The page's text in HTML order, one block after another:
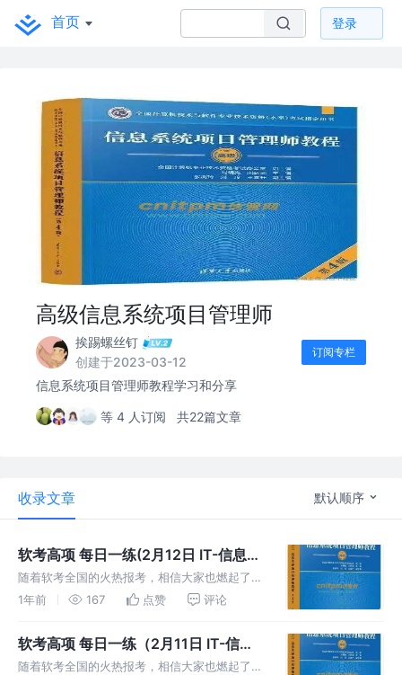
首页 登录
高级信息系统项目管理师
挨踢螺丝钉
创建于2023-03-12
订阅专栏
信息系统项目管理师教程学习和分享
等 4 人订阅 共22篇文章
收录文章 默认顺序
软考高项 每日一练(2月12日 IT-信息系
统治理)
随着软考全国的火热报考，相信大家也燃起了必
胜的斗志，备战高项，每日一练，提高信息系统
个人整理，如有侵权，联系删除。
1年前 167 点赞 评论
软考高项 每日一练（2月11日 IT-信息
技术发展）
随着软考全国的火热报考，相信大家也燃起了必